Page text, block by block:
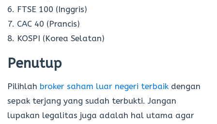
6. FTSE 100 (Inggris)
7. CAC 40 (Prancis)
8. KOSPI (Korea Selatan)
Penutup
Pilihlah broker saham luar negeri terbaik dengan
sepak terjang yang sudah terbukti. Jangan
lupakan legalitas juga adalah hal utama agar